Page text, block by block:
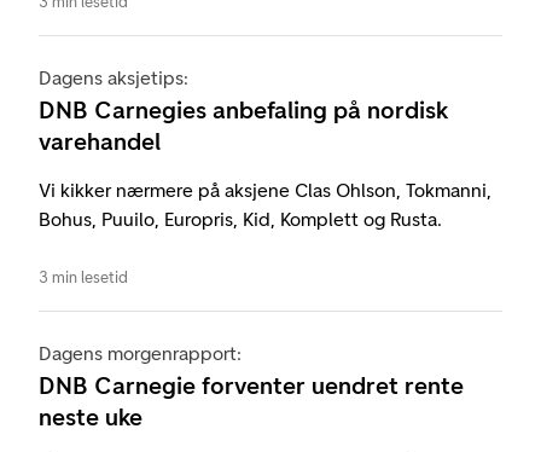
Dagens aksjetips:
DNB Carnegies anbefaling på nordisk
varehandel
Vi kikker nærmere på aksjene Clas Ohlson, Tokmanni,
Bohus, Puuilo, Europris, Kid, Komplett og Rusta.
3 min lesetid
Dagens morgenrapport:
DNB Carnegie forventer uendret rente
neste uke